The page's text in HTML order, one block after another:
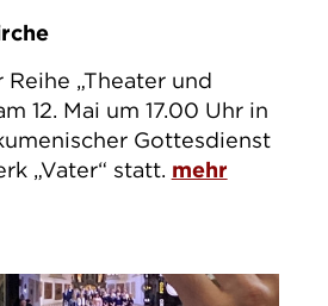
„Theater und
12. Mai um 17.00 Uhr in
Gottesdienst
„Vater“ statt. mehr